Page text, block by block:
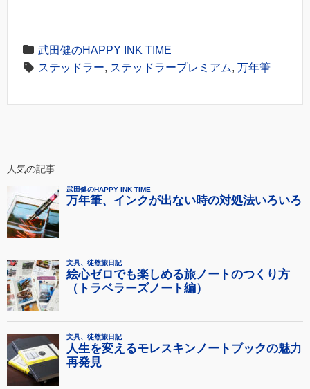
武田健のHAPPY INK TIME
ステッドラー, ステッドラープレミアム, 万年筆
人気の記事